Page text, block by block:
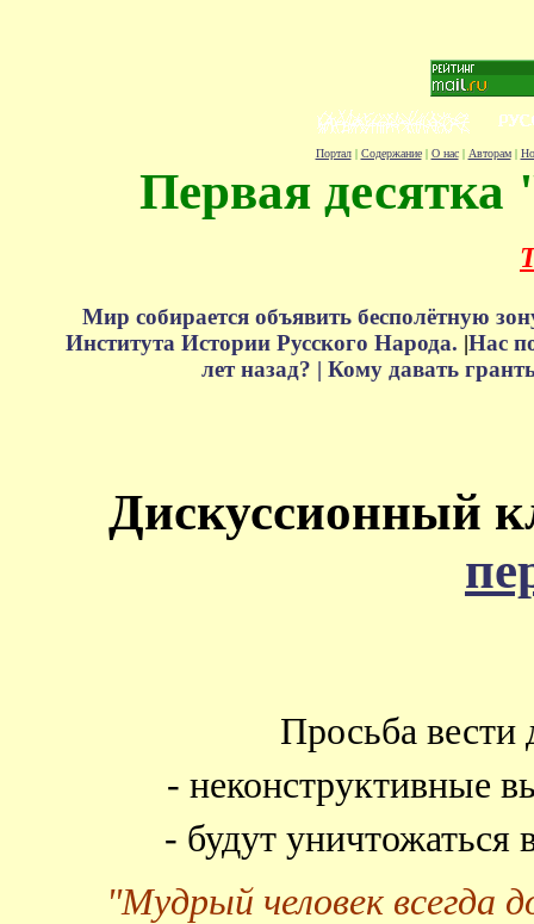
Портал| Содержание| О нас| Авторам|
Первая десятка
Мир собирается объявить бесполётную
Института Истории Русского Народа. |Нас
лет назад? | Кому давать
Дискуссионный
Просьба вести
- неконструктивные
- будут
"Мудрый человек всегда